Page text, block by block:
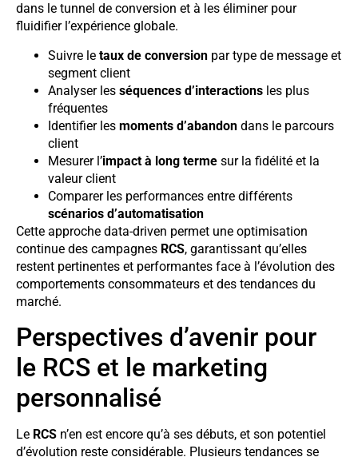
dans le tunnel de conversion et à les éliminer pour
fluidifier l’expérience globale.
Suivre le taux de conversion par type de message et
segment client
Analyser les séquences d’interactions les plus
fréquentes
Identifier les moments d’abandon dans le parcours
client
Mesurer l’impact à long terme sur la fidélité et la
valeur client
Comparer les performances entre différents
scénarios d’automatisation
Cette approche data-driven permet une optimisation
continue des campagnes RCS, garantissant qu’elles
restent pertinentes et performantes face à l’évolution des
comportements consommateurs et des tendances du
marché.
Perspectives d’avenir pour
le RCS et le marketing
personnalisé
Le RCS n’en est encore qu’à ses débuts, et son potentiel
d’évolution reste considérable. Plusieurs tendances se